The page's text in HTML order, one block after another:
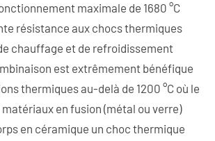
maximale de 1680 °C
résistance aux chocs thermiques
chauffage et de refroidissement
est extrêmement bénéfique
thermiques au-delà de 1200 °C où le
en fusion (métal ou verre)
en céramique un choc thermique